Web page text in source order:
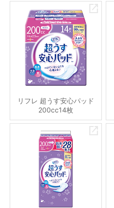
リフレ 超うす安心パッド
200cc14枚